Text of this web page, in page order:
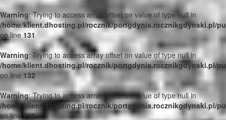
Warning: Trying to access array offset on value of type null in
/home/klient.dhosting.pl/rocznik/portgdynia.rocznikgdynski.pl/
on line131
Warning: Trying to access array offset on value of type null in
/home/klient.dhosting.pl/rocznik/portgdynia.rocznikgdynski.pl/
on line 132
Warning: Trying to access array offset on value of type null in
/home/klient.dhosting.pl/rocznik/portgdynia.rocznikgdynski.pl/
on line133